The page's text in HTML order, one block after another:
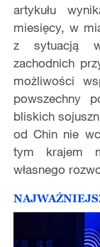
artykułu
miesięcy, w
z sytuacją
zachodnich
możliwości
powszechny
bliskich
od Chin nie
tym krajem
własnego